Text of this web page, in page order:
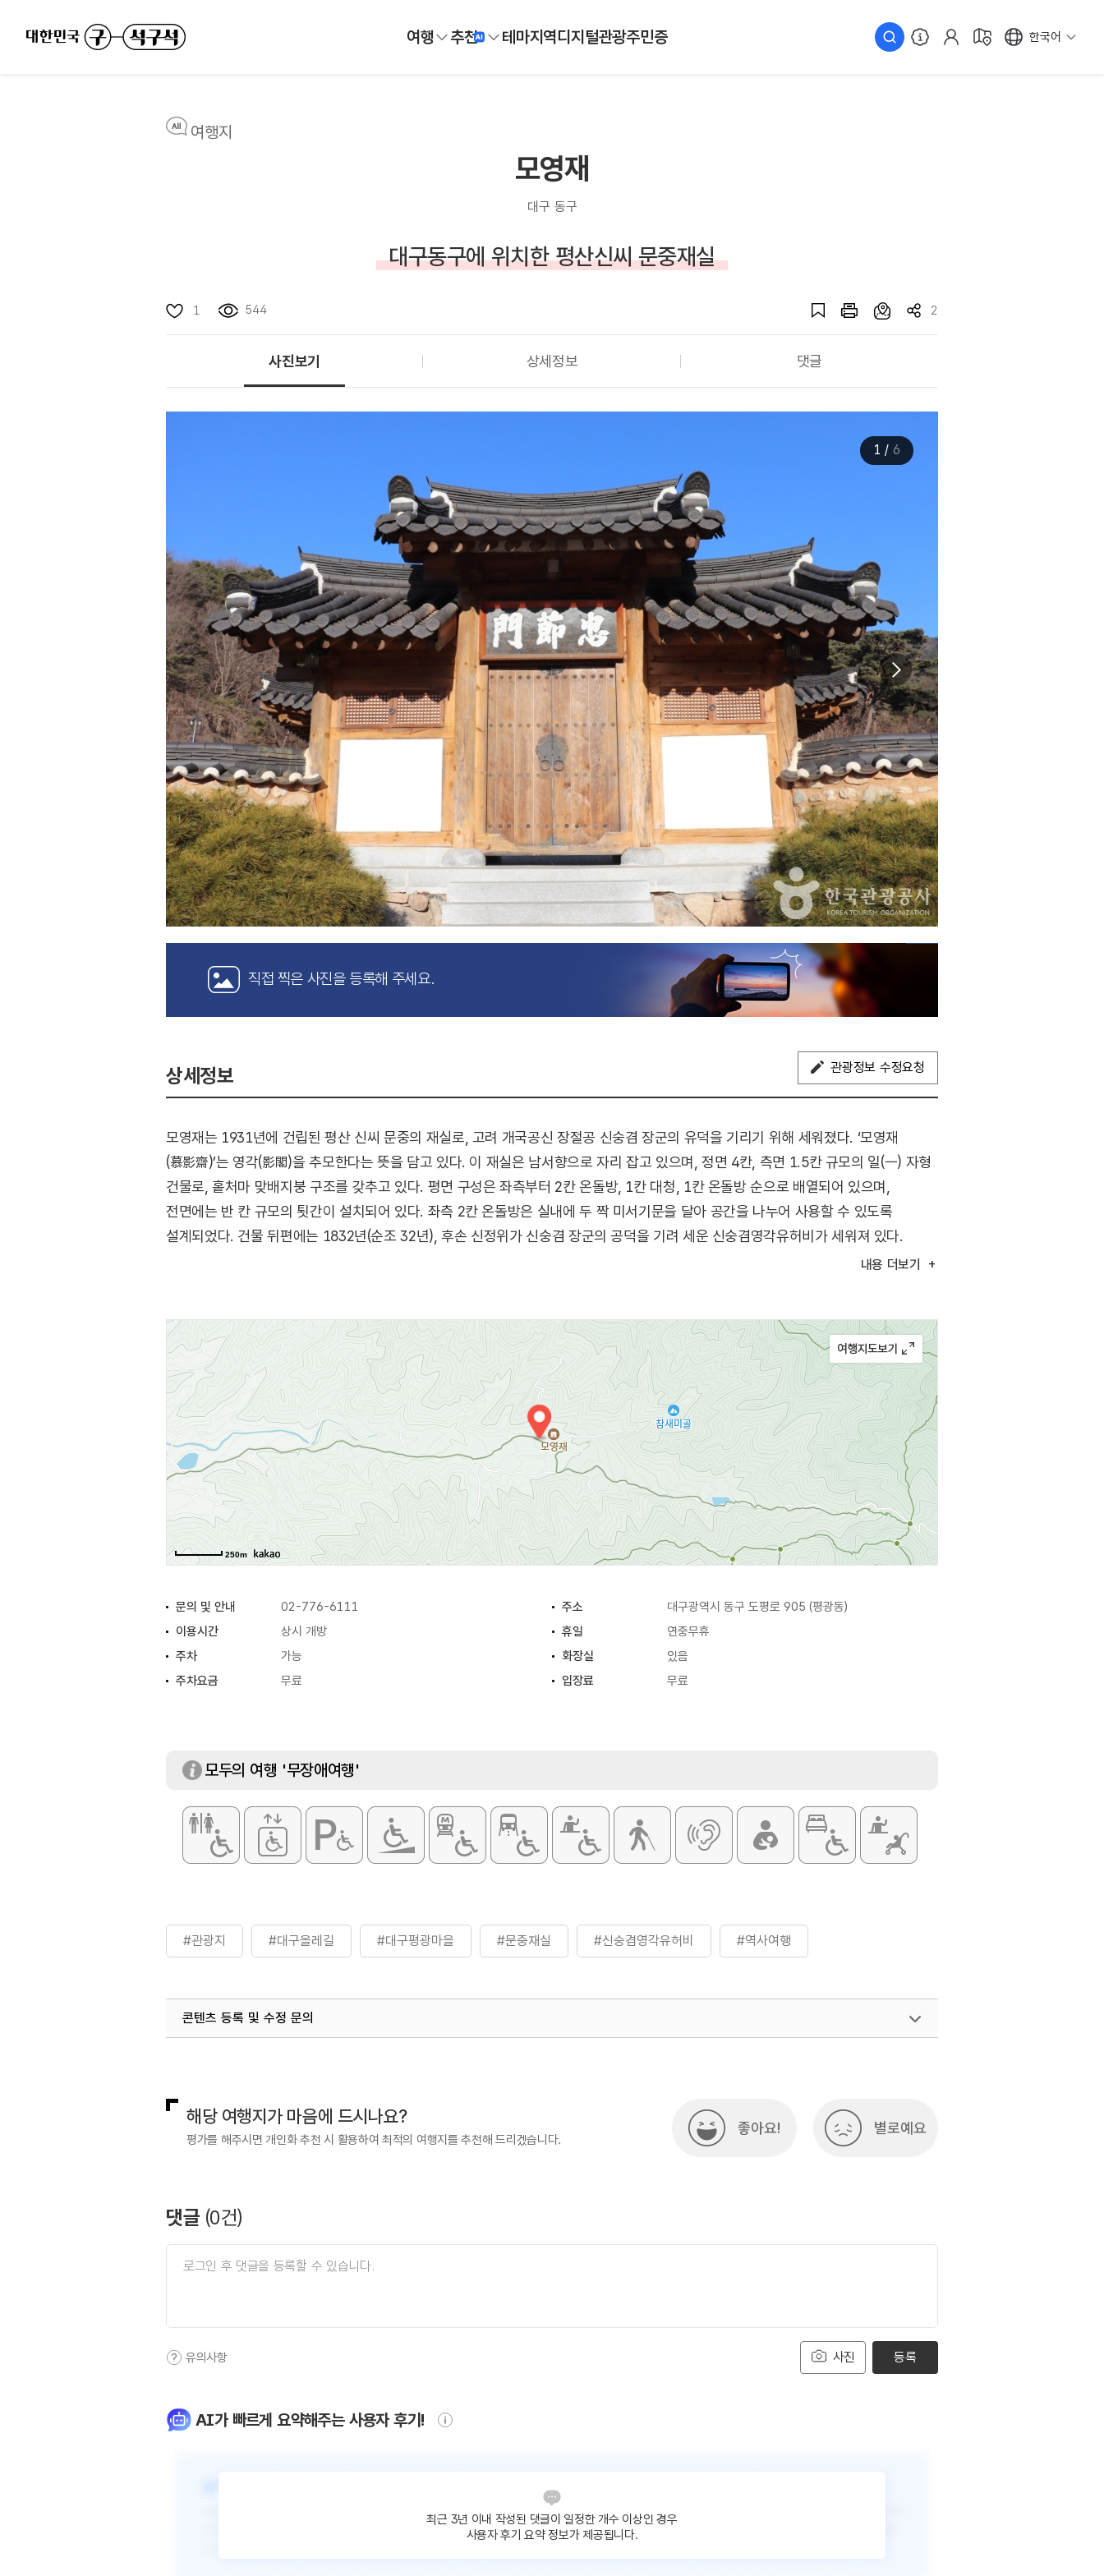
여행 추천 테마지역디지털관광주민증 한국어
여행지
모영재
대구 동구
대구동구에 위치한 평산신씨 문중재실
1 544 2
사진보기 상세정보 댓글
1 / 6
직접 찍은 사진을 등록해 주세요.
상세정보 관광정보 수정요청
모영재는 1931년에 건립된 평산 신씨 문중의 재실로, 고려 개국공신 장절공 신숭겸 장군의 유덕을 기리기 위해 세워졌다. ‘모영재
(慕影齋)’는 영각(影閣)을 추모한다는 뜻을 담고 있다. 이 재실은 남서향으로 자리 잡고 있으며, 정면 4칸, 측면 1.5칸 규모의 일(一) 자형
건물로, 홑처마 맞배지붕 구조를 갖추고 있다. 평면 구성은 좌측부터 2칸 온돌방, 1칸 대청, 1칸 온돌방 순으로 배열되어 있으며,
전면에는 반 칸 규모의 툇간이 설치되어 있다. 좌측 2칸 온돌방은 실내에 두 짝 미서기문을 달아 공간을 나누어 사용할 수 있도록
설계되었다. 건물 뒤편에는 1832년(순조 32년), 후손 신정위가 신숭겸 장군의 공덕을 기려 세운 신숭겸영각유허비가 세워져 있다.
모영재는 일제강점기 영남 지역 문중 재실 연구에 중요한 자료로 평가되며, 특히 건물의 지붕 형식이 향교 사당인 대성전과 같은
자리하고 있으며, 팔공산 올레길 4코스 ‘평광동 왕건길’에 속한다. 평광동은 사과마을로도 잘 알려져 있으며, 효자나무를 비롯한 다양한
볼거리와 즐길 거리가 풍부한 관광지이다.
내용 더보기
250m
문의 및 안내 02-776-6111 주소
대구광역시 동구 도평로 905 (평광동)
이용시간
상시 개방 휴일
연중무휴
주차
가능 화장실
있음
주차요금
무료 입장료 무료
모두의 여행 '무장애여행'
#관광지 #대구올레길 #대구평광마을 #문중재실 #신숭겸영각유허비 #역사여행
콘텐츠 등록 및 수정 문의
해당 여행지가 마음에 드시나요?
평가를 해주시면 개인화 추천 시 활용하여 최적의 여행지를 추천해 드리겠습니다.
좋아요! 별로예요
댓글 (0건)
사진
유의사항 등록
AI가 빠르게 요약해주는 사용자 후기!
최근 3년 이내 작성된 댓글이 일정한 개수 이상인 경우
사용자 후기 요약 정보가 제공됩니다.